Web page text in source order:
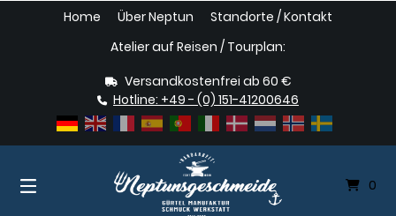
Home Über Neptun
Standorte / Kontakt
Atelier auf Reisen / Tourplan:
Versandkostenfrei ab 60 €
Hotline: +49 - (0) 151-41200646
0